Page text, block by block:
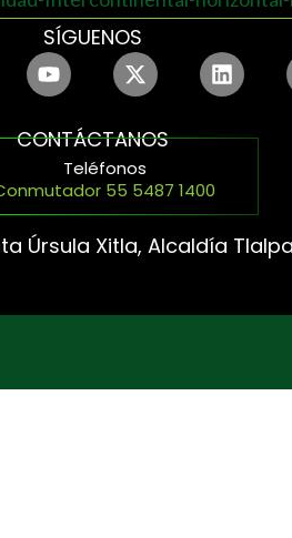
SÍGUENOS
CONTÁCTANOS
Teléfonos
55 5487 1400
Úrsula Xitla, Alcaldía